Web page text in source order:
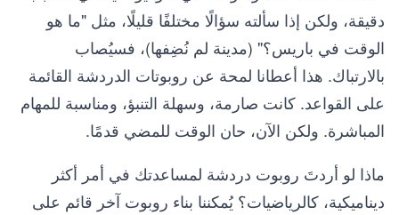
دقيقة، ولكن إذا سألته سؤالًا مختلفًا قليلًا، مثل "ما هو
الوقت في باريس؟" (مدينة لم نُضِفها)، فسيُصاب
بالارتباك. هذا أعطانا لمحة عن روبوتات الدردشة القائمة
على القواعد. كانت صارمة، وسهلة التنبؤ، ومناسبة للمهام
المباشرة. ولكن الآن، حان الوقت للمضي قدمًا.
ماذا لو أردتَ روبوت دردشة لمساعدتك في أمر أكثر
ديناميكية، كالرياضيات؟ يُمكننا بناء روبوت آخر قائم على